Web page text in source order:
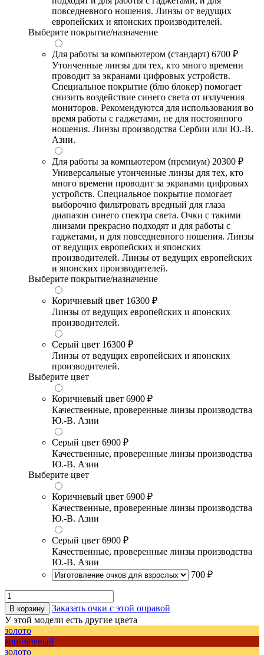
повседневного ношения. Линзы от ведущих
европейских и японских производителей.
Выберите покрытие/назначение
Для работы за компьютером (стандарт) 6700 ₽
Утонченные линзы для тех, кто много времени
проводит за экранами цифровых устройств.
Специальное покрытие (блю блокер) помогает
снизить воздействие синего света от излучения
мониторов. Рекомендуются для использования во
время работы с гаджетами, не для постоянного
ношения. Линзы производства Сербии или Ю.-В.
Азии.
Для работы за компьютером (премиум) 20300 ₽
Универсальные утонченные линзы для тех, кто
много времени проводит за экранами цифровых
устройств. Специальное покрытие помогает
выборочно фильтровать вредный для глаза
диапазон синего спектра света. Очки с такими
линзами прекрасно подходят и для работы с
гаджетами, и для повседневного ношения. Линзы
от ведущих европейских и японских
производителей. Линзы от ведущих европейских
и японских производителей.
Выберите покрытие/назначение
Коричневый цвет 16300 ₽
Линзы от ведущих европейских и японских
производителей.
Серый цвет 16300 ₽
Линзы от ведущих европейских и японских
производителей.
Выберите цвет
Коричневый цвет 6900 ₽
Качественные, проверенные линзы производства
Ю.-В. Азии
Серый цвет 6900 ₽
Качественные, проверенные линзы производства
Ю.-В. Азии
Выберите цвет
Коричневый цвет 6900 ₽
Качественные, проверенные линзы производства
Ю.-В. Азии
Серый цвет 6900 ₽
Качественные, проверенные линзы производства
Ю.-В. Азии
700 ₽
В корзину
Заказать очки с этой оправой
У этой модели есть другие цвета
золото
коричневый
золото